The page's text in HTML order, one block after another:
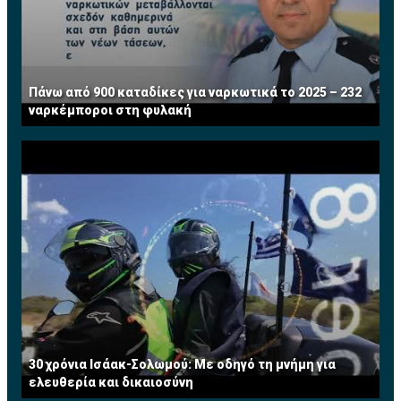
Πάνω από 900 καταδίκες για ναρκωτικά το 2025 – 232
ναρκέμποροι στη φυλακή
30 χρόνια Ισάακ-Σολωμού: Με οδηγό τη μνήμη για
ελευθερία και δικαιοσύνη